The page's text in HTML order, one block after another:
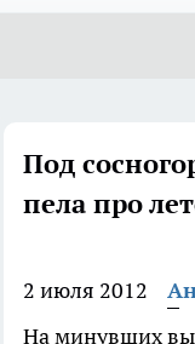
Под
пела про
2 июля 2012
На минувших